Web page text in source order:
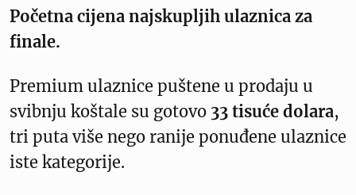
Početna cijena najskupljih ulaznica za
finale.
Premium ulaznice puštene u prodaju u
svibnju koštale su gotovo 33 tisuće dolara,
tri puta više nego ranije ponuđene ulaznice
iste kategorije.